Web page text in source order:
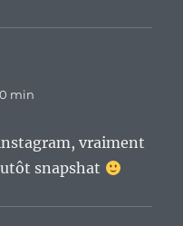
min
vraiment
snapshat